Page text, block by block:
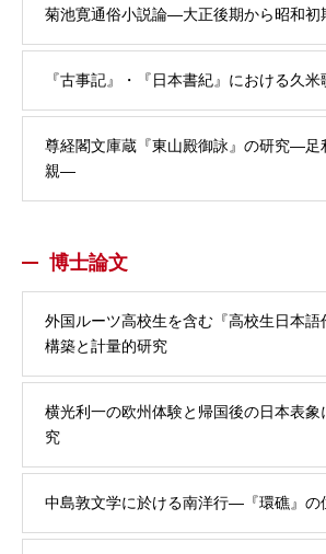
菊池寛通俗小説論—大正後期から昭和
『古事記』・『日本書紀』における久
尊経閣文庫蔵『東山殿御詠』の研究—足
親—
博士論文
外国ルーツ高校生を含む『高校生日本語
構築と計量的研究
横光利一の欧州体験と帰国後の日本表象
究
中島敦文学に於ける南洋行—『環礁』